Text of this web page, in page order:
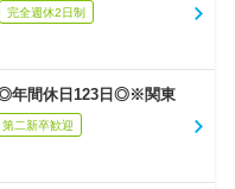
完全週休2日制
)◎年間休日123日◎※関東
第二新卒歓迎